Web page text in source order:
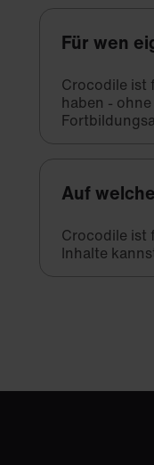
Für wen
Crocodile ist
haben -
Auf
Crocodile ist
Inhalte